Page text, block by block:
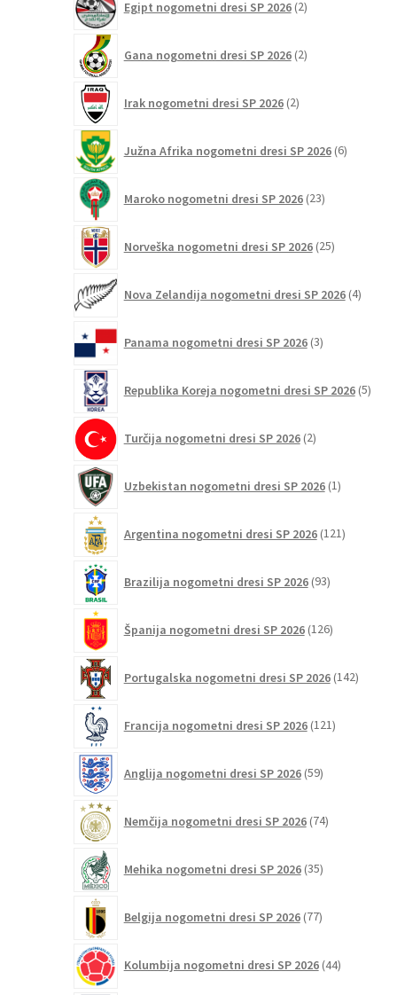
Egipt nogometni dresi SP 2026 2izdelka
Gana nogometni dresi SP 2026 2izdelka
Irak nogometni dresi SP 2026 2izdelka
Južna Afrika nogometni dresi SP 2026 6izdelkov
Maroko nogometni dresi SP 2026 23izdelkov
Norveška nogometni dresi SP 2026 25izdelkov
Nova Zelandija nogometni dresi SP 2026 4izdelki
Panama nogometni dresi SP 2026 3izdelki
Republika Koreja nogometni dresi SP 2026 5
Turčija nogometni dresi SP 2026 2izdelka
Uzbekistan nogometni dresi SP 2026 1izdelek
Argentina nogometni dresi SP 2026 121izdelkov
Brazilija nogometni dresi SP 2026 93izdelkov
Španija nogometni dresi SP 2026 126izdelkov
Portugalska nogometni dresi SP 2026 142
Francija nogometni dresi SP 2026 121izdelkov
Anglija nogometni dresi SP 2026 59izdelkov
Nemčija nogometni dresi SP 2026 74izdelkov
Mehika nogometni dresi SP 2026 35izdelkov
Belgija nogometni dresi SP 2026 77izdelkov
Kolumbija nogometni dresi SP 2026 44izdelkov